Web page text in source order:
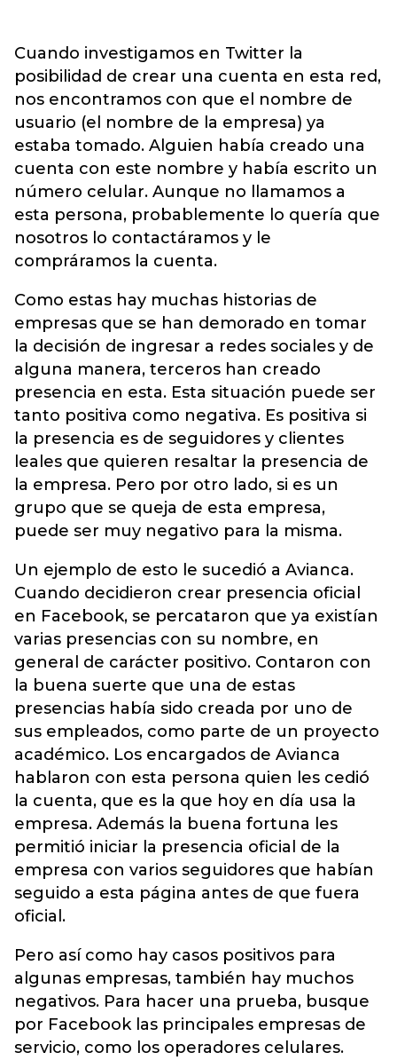
Cuando investigamos en Twitter la
posibilidad de crear una cuenta en esta red,
nos encontramos con que el nombre de
usuario (el nombre de la empresa) ya
estaba tomado. Alguien había creado una
cuenta con este nombre y había escrito un
número celular. Aunque no llamamos a
esta persona, probablemente lo quería que
nosotros lo contactáramos y le
compráramos la cuenta.
Como estas hay muchas historias de
empresas que se han demorado en tomar
la decisión de ingresar a redes sociales y de
alguna manera, terceros han creado
presencia en esta. Esta situación puede ser
tanto positiva como negativa. Es positiva si
la presencia es de seguidores y clientes
leales que quieren resaltar la presencia de
la empresa. Pero por otro lado, si es un
grupo que se queja de esta empresa,
puede ser muy negativo para la misma.
Un ejemplo de esto le sucedió a Avianca.
Cuando decidieron crear presencia oficial
en Facebook, se percataron que ya existían
varias presencias con su nombre, en
general de carácter positivo. Contaron con
la buena suerte que una de estas
presencias había sido creada por uno de
sus empleados, como parte de un proyecto
académico. Los encargados de Avianca
hablaron con esta persona quien les cedió
la cuenta, que es la que hoy en día usa la
empresa. Además la buena fortuna les
permitió iniciar la presencia oficial de la
empresa con varios seguidores que habían
seguido a esta página antes de que fuera
oficial.
Pero así como hay casos positivos para
algunas empresas, también hay muchos
negativos. Para hacer una prueba, busque
por Facebook las principales empresas de
servicio, como los operadores celulares.